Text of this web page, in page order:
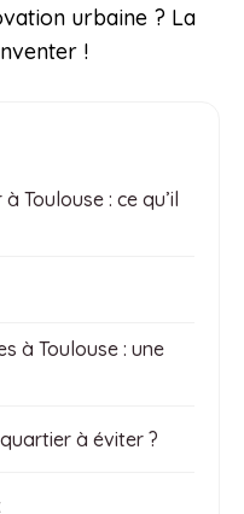
urbaine ? La
!
Toulouse : ce qu’il
à Toulouse : une
à éviter ?